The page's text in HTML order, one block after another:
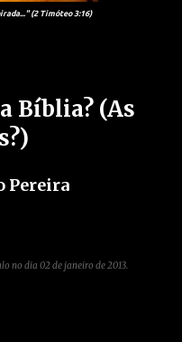
(2 Timóteo 3:16)
Bíblia? (As
Pereira
no dia 02 de janeiro de 2013.